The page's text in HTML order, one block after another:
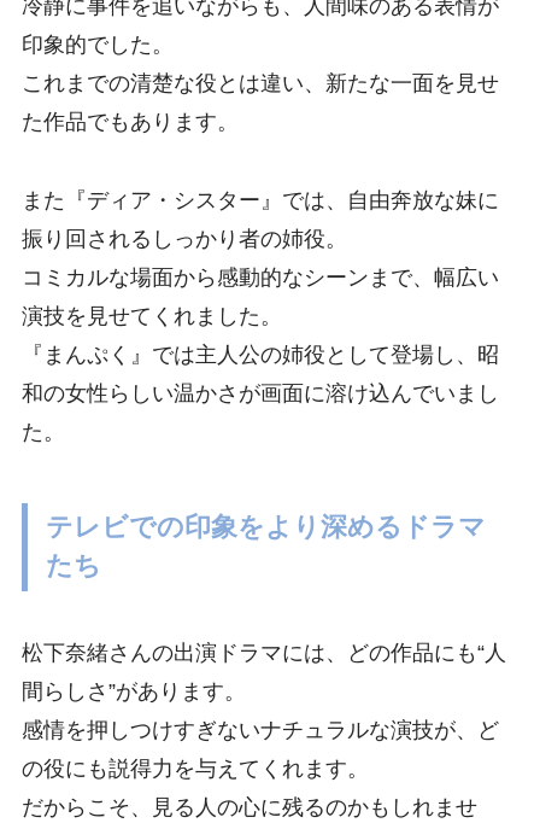
冷静に事件を追いながらも、人間味のある表情が
印象的でした。
これまでの清楚な役とは違い、新たな一面を見せ
た作品でもあります。
また『ディア・シスター』では、自由奔放な妹に
振り回されるしっかり者の姉役。
コミカルな場面から感動的なシーンまで、幅広い
演技を見せてくれました。
『まんぷく』では主人公の姉役として登場し、昭
和の女性らしい温かさが画面に溶け込んでいまし
た。
テレビでの印象をより深めるドラマ
たち
松下奈緒さんの出演ドラマには、どの作品にも“人
間らしさ”があります。
感情を押しつけすぎないナチュラルな演技が、ど
の役にも説得力を与えてくれます。
だからこそ、見る人の心に残るのかもしれませ